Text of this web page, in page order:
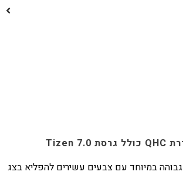
במיוחד עם צבעים עשירים להפליא בצג